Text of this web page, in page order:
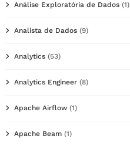
Análise Exploratória de Dados (1)
Analista de Dados (9)
Analytics (53)
Analytics Engineer (8)
Apache Airflow (1)
Apache Beam (1)